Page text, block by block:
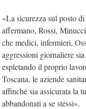
«La sicurezza sul posto
affermano, Rossi,
che medici, infermieri,
aggressioni giornaliere
espletando il proprio
Toscana, le aziende
affinché sia assicurata la
abbandonati a se stessi».